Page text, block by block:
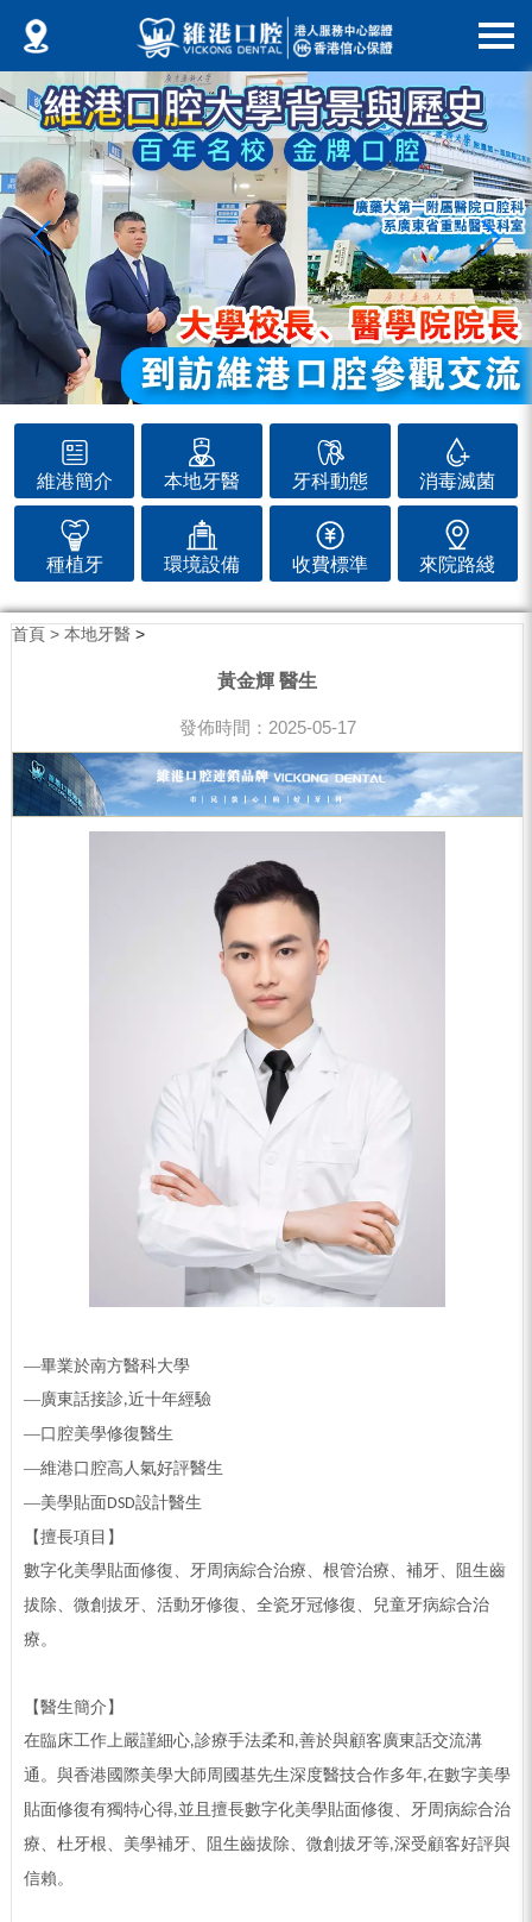
維港簡介 本地牙醫 牙科動態 消毒滅菌
種植牙 環境設備 收費標準 來院路綫
首頁 > 本地牙醫>
黃金輝 醫生
發佈時間：2025-05-17
—畢業於南方醫科大學
—廣東話接診,近十年經驗
—口腔美學修復醫生
—維港口腔高人氣好評醫生
—美學貼面 DSD設計醫生
【擅長項目 】
數字化美學貼面修復、牙周病綜合治療、根管治療、補牙、阻生齒
拔除、微創拔牙、活動牙修復、全瓷牙冠修復、兒童牙病綜合治
療。
【醫生簡介 】
在臨床工作上嚴謹細心,診療手法柔和 ,善於與顧客廣東話交流溝
通。與香港國際美學大師周國基先生深度醫技合作多年,在數字美學
貼面修復有獨特心得,並且擅長數字化美學貼面修復、牙周病綜合治
療、杜牙根、美學補牙、阻生齒拔除、微創拔牙等,深受顧客好評與
信賴。